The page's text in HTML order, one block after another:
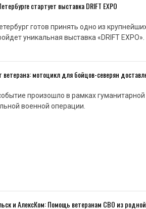
стартует выставка DRIFT EXPO
готов принять одно из
уникальная выставка «DRIFT EXPO».
ветерана: мотоцикл для бойцов-северян
произошло в рамках
военной операции.
и АлексКом: Помощь ветеранам СВО из